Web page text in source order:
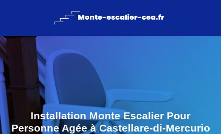
Installation Monte Escalier Pour
Personne Agée à Castellare-di-Mercurio